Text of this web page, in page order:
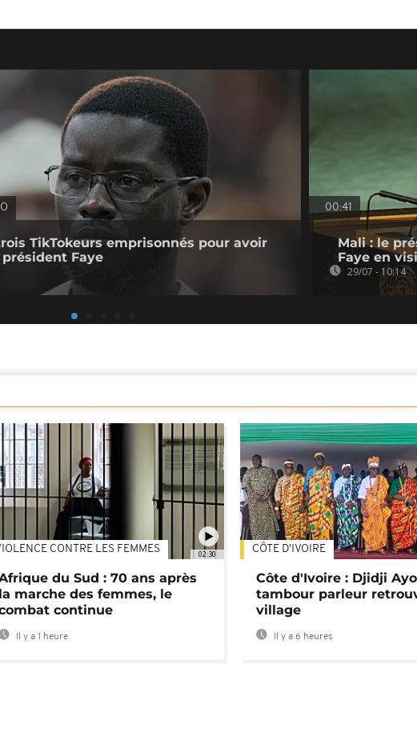
TikTokeurs emprisonnés pour avoir
Faye
00:41
Mali : le
Faye en
29/07 - 10:14
02:30
CONTRE LES FEMMES
du Sud : 70 ans après
la marche des femmes, le
continue
Il y a 1 heure
CÔTE D'IVOIRE
Côte d'Ivoire : Djidji
tambour parleur
village
Il y a 6 heures